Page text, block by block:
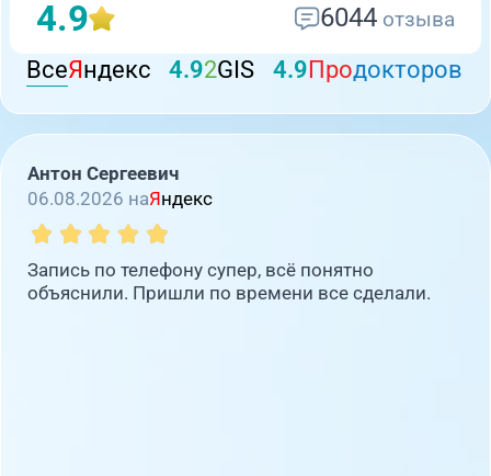
4.9 6044отзыва
ВсеЯндекс 4.92GIS 4.9Продокторов
Антон Сергеевич
06.08.2026 наЯндекс
Запись по телефону супер, всё понятно
объяснили. Пришли по времени все сделали.